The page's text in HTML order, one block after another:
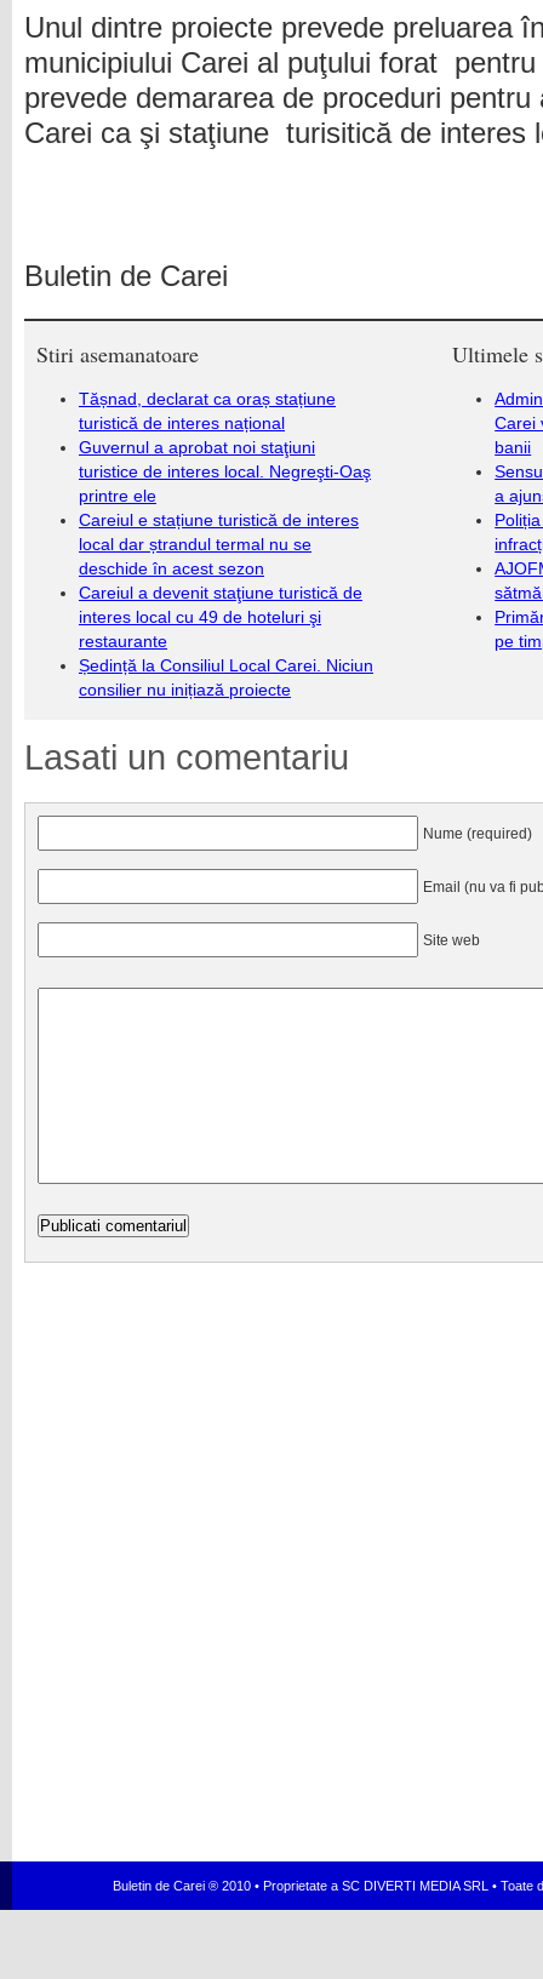
Unul dintre proiecte prevede preluarea
municipiului Carei al puţului forat
prevede demararea de proceduri pentru
Carei ca şi staţiune turisitică de interes
Buletin de Carei
Stiri asemanatoare
Tășnad, declarat ca oraș stațiune
turistică de interes național
Guvernul a aprobat noi staţiuni
turistice de interes local. Negreşti-Oaş
printre ele
Careiul e stațiune turistică de interes
local dar ștrandul termal nu se
deschide în acest sezon
Careiul a devenit staţiune turistică de
interes local cu 49 de hoteluri şi
restaurante
Ședință la Consiliul Local Carei. Niciun
consilier nu inițiază proiecte
Ultimele
Carei
banii
a
pe
Lasati un comentariu
Nume (required)
Email (nu va fi
Site web
Buletin de Carei ® 2010 • Proprietate a SC DIVERTI MEDIA SRL •